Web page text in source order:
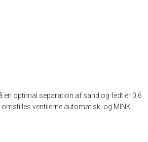
en optimal separation af sand og fedt er 0,6
ventilerne automatisk, og MINK